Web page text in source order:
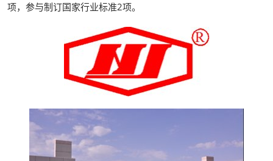
项，参与制订国家行业标准2项。